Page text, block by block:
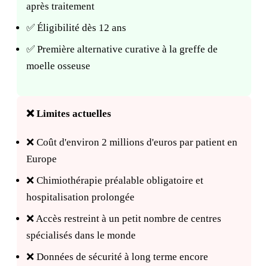
après traitement
✅ Éligibilité dès 12 ans
✅ Première alternative curative à la greffe de
moelle osseuse
❌ Limites actuelles
❌ Coût d'environ 2 millions d'euros par patient en
Europe
❌ Chimiothérapie préalable obligatoire et
hospitalisation prolongée
❌ Accès restreint à un petit nombre de centres
spécialisés dans le monde
❌ Données de sécurité à long terme encore